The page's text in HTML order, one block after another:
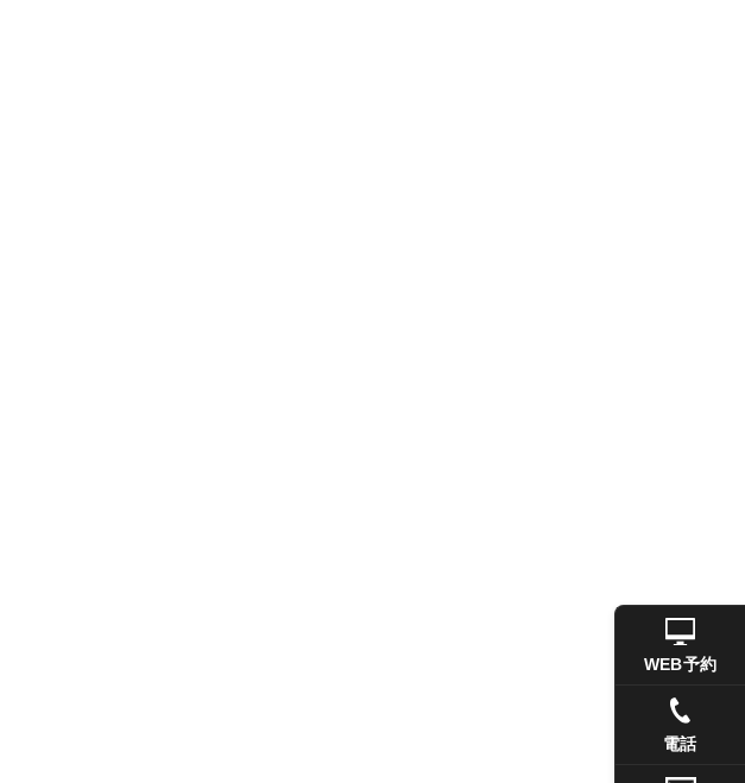
WEB予約
電話